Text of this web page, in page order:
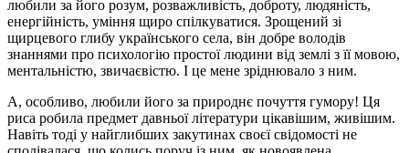
любили за його розум, розваж­ливість, доброту, людяність,
енергійність, уміння щиро спілкуватися. Зрощений зі
щирцевого глибу українського села, він добре володів
знаннями про психологію простої людини від землі з її мовою,
ментальністю, звичаєвістю. І це мене зріднювало з ним.
А, особливо, любили його за природнє почуття гумору! Ця
риса робила предмет давньої літератури цікавішим, живішим.
Навіть тоді у найглибших закутинах своєї свідомості не